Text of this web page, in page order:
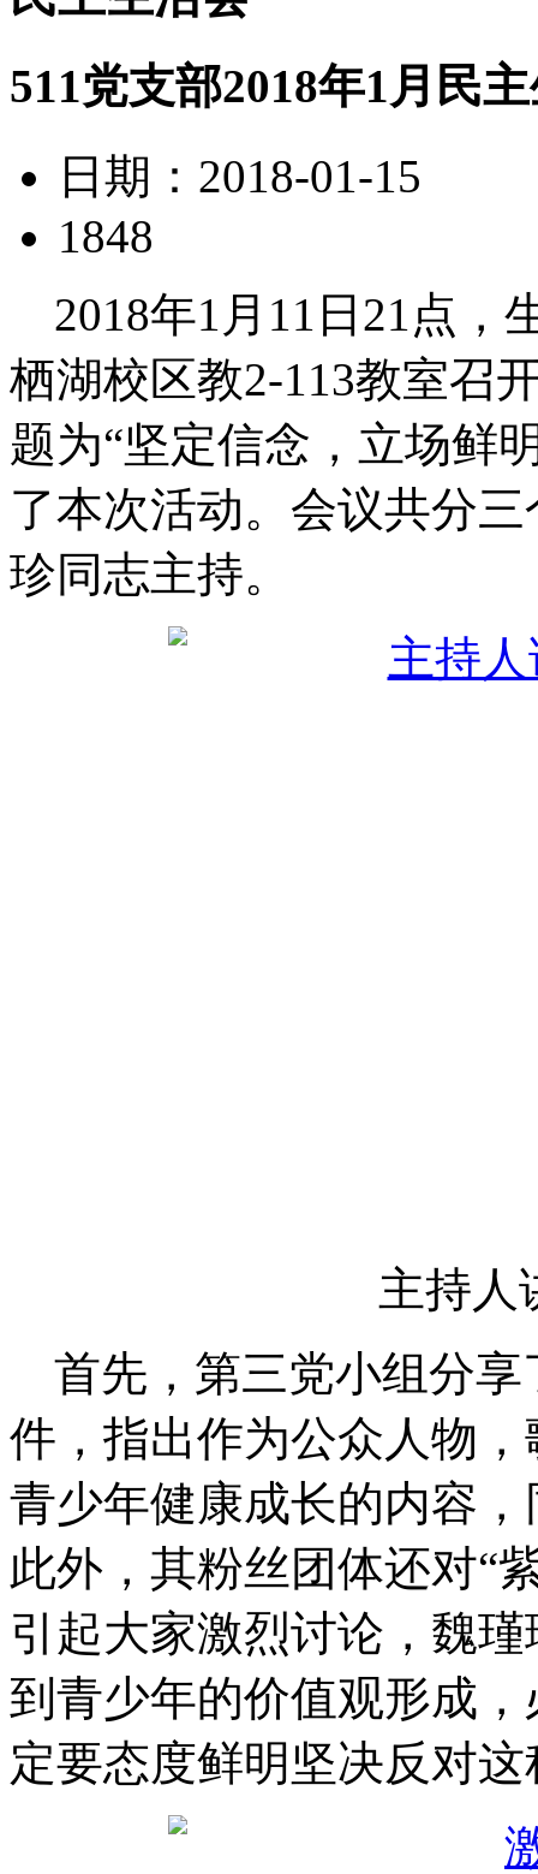
511党支部2018年1月民
日期：2018-01-15
1848
2018年1月11日21点，
栖湖校区教2-113教室召
题为“坚定信念，立场鲜
了本次活动。会议共分
珍同志主持。
主持人
首先，第三党小组分享
件，指出作为公众人物
青少年健康成长的内容
此外，其粉丝团体还对“
引起大家激烈讨论，魏
到青少年的价值观形成
定要态度鲜明坚决反对